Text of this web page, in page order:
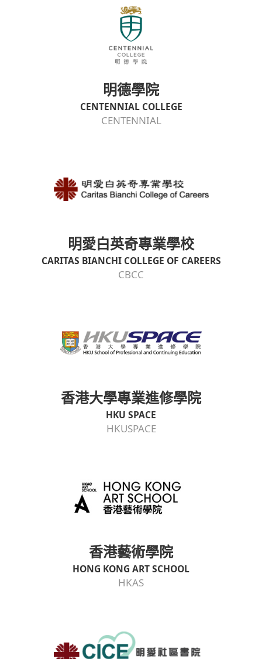
明德學院
CENTENNIAL COLLEGE
CENTENNIAL
明愛白英奇專業學校
CARITAS BIANCHI COLLEGE OF CAREERS
CBCC
香港大學專業進修學院
HKU SPACE
HKUSPACE
香港藝術學院
HONG KONG ART SCHOOL
HKAS